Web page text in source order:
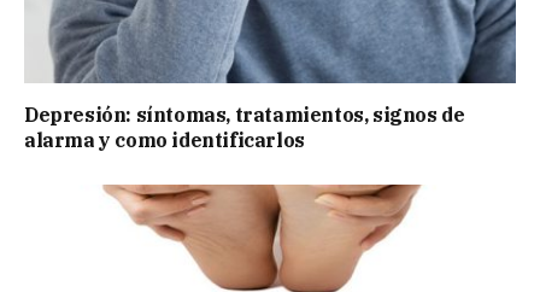
Depresión: síntomas, tratamientos, signos de
alarma y como identificarlos